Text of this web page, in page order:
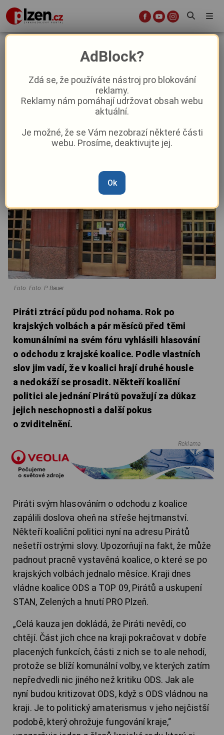
Piráti ztrácí půdu pod nohama,
padne kvůli nim koalice?
26. 1. 2022|07:38
Foto: Foto: P. Bauer
Piráti ztrácí půdu pod nohama. Rok po
krajských volbách a pár měsíců před těmi
komunálními na svém fóru vyhlásili hlasování
o odchodu z krajské koalice. Podle vlastních
slov jim vadí, že v koalici hrají druhé housle
a nedokáží se prosadit. Někteří koaliční
politici ale jednání Pirátů považují za důkaz
jejich neschopnosti a další pokus
o zviditelnění.
Reklama
Piráti svým hlasováním o odchodu z koalice
zapálili doslova oheň na střeše hejtmanství.
Někteří koaliční politici nyní na adresu Pirátů
nešetří ostrými slovy. Upozorňují na fakt, že může
padnout pracně vystavěná koalice, o které se po
krajských volbách jednalo měsíce. Kraji dnes
vládne koalice ODS a TOP 09, Pirátů a uskupení
STAN, Zelených a hnutí PRO Plzeň.
„Celá kauza jen dokládá, že Piráti nevědí, co
chtějí. Část jich chce na kraji pokračovat v dobře
placených funkcích, části z nich se to ale nehodí,
protože se blíží komunální volby, ve kterých zatím
nepředvedli nic jiného než kritiku ODS. Jak ale
nyní budou kritizovat ODS, když s ODS vládnou na
kraji. Je to politický amaterismus v jeho nejčistší
podobě, který ohrožuje fungování kraje,“
AdBlock?
Zdá se, že používáte nástroj pro blokování
reklamy.
Reklamy nám pomáhají udržovat obsah webu
aktuální.
Je možné, že se Vám nezobrazí některé části
webu. Prosíme, deaktivujte jej.
Ok